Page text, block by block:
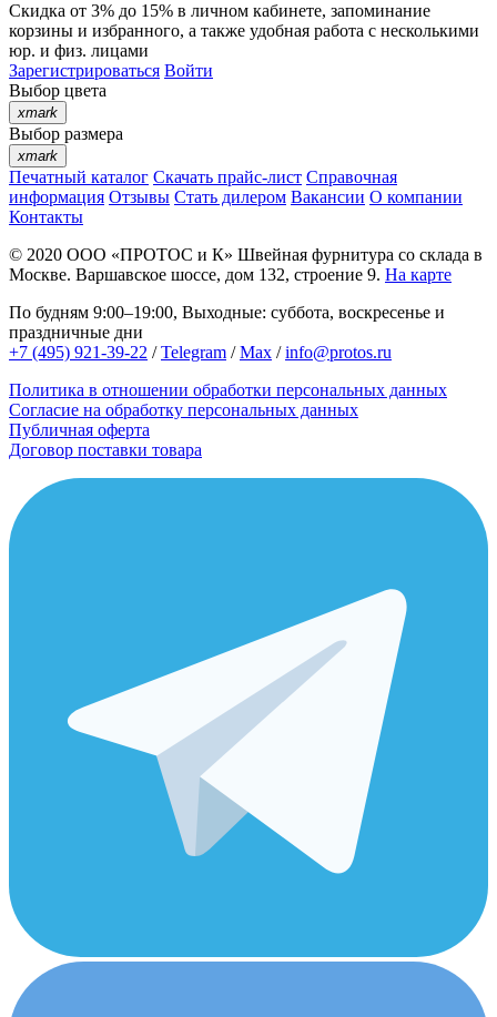
Скидка от 3% до 15% в личном кабинете, запоминание
корзины и избранного, а также удобная работа с несколькими
юр. и физ. лицами
Зарегистрироваться Войти
Выбор цвета
xmark
Выбор размера
xmark
Печатный каталог Скачать прайс-лист Справочная
информация Отзывы Стать дилером Вакансии О компании
Контакты
© 2020 ООО «ПРОТОС и К» Швейная фурнитура со склада в
Москве. Варшавское шоссе, дом 132, строение 9. На карте
По будням 9:00–19:00, Выходные: суббота, воскресенье и
праздничные дни
+7 (495) 921-39-22 /Telegram /Max /info@protos.ru
Политика в отношении обработки персональных данных
Согласие на обработку персональных данных
Публичная оферта
Договор поставки товара